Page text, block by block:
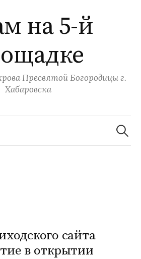
на 5-й
Пресвятой Богородицы г.
Хабаровска
Найти:
сайта
в открытии